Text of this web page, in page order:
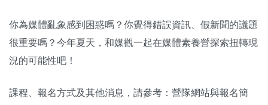
你為媒體亂象感到困惑嗎？你覺得錯誤資訊、假新聞的議題
很重要嗎？今年夏天，和媒觀一起在媒體素養營探索扭轉現
況的可能性吧！
課程、報名方式及其他消息，請參考：營隊網站與報名簡